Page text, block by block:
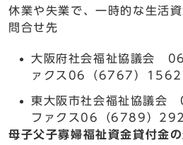
休業や失業で、一時的な生活
問合せ先
大阪府社会福祉協議会
ァクス06（6767）1562
東大阪市社会福祉協議
ファクス06（6789）
母子父子寡婦福祉資金貸付金